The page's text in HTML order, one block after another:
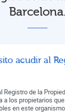
Barcelona.
acudir al
Registro de la
a los propietarios
en este